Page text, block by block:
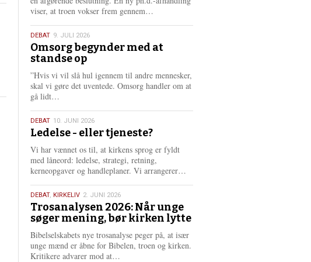
viser, at troen vokser frem gennem…
e
e
9.
juli
2026
DEBAT 9. JULI 2026
Omsorg begynder med at
standse op
”Hvis vi vil slå hul igennem til andre mennesker,
skal vi gøre det uventede. Omsorg handler om at
gå lidt…
s
e
r
e
10.
juni
2026
DEBAT 10. JUNI 2026
Ledelse - eller tjeneste?
Vi har vænnet os til, at kirkens sprog er fyldt
med låneord: ledelse, strategi, retning,
kerneopgaver og handleplaner. Vi arrangerer…
r
e
2.
juni
2026
DEBAT, KIRKELIV 2. JUNI 2026
Trosanalysen 2026: Når unge
søger mening, bør kirken lytte
Bibelselskabets nye trosanalyse peger på, at især
unge mænd er åbne for Bibelen, troen og kirken.
Kritikere advarer mod at…